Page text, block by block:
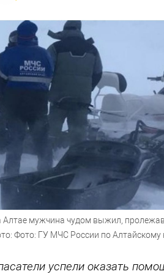
Алтае мужчина чудом выжил, пролежав
Фото: ГУ МЧС России по Алтайскому
успели оказать